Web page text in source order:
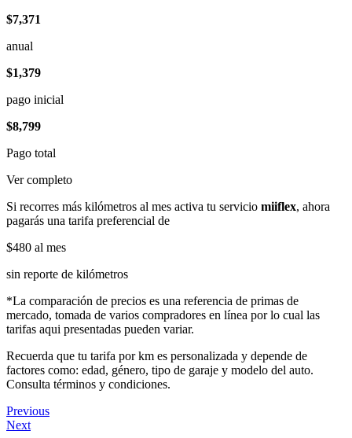
$7,371
anual
$1,379
pago inicial
$8,799
Pago total
Ver completo
Si recorres más kilómetros al mes activa tu servicio miiflex, ahora
pagarás una tarifa preferencial de
$480 al mes
sin reporte de kilómetros
*La comparación de precios es una referencia de primas de
mercado, tomada de varios compradores en línea por lo cual las
tarifas aqui presentadas pueden variar.
Recuerda que tu tarifa por km es personalizada y depende de
factores como: edad, género, tipo de garaje y modelo del auto.
Consulta términos y condiciones.
Previous
Next